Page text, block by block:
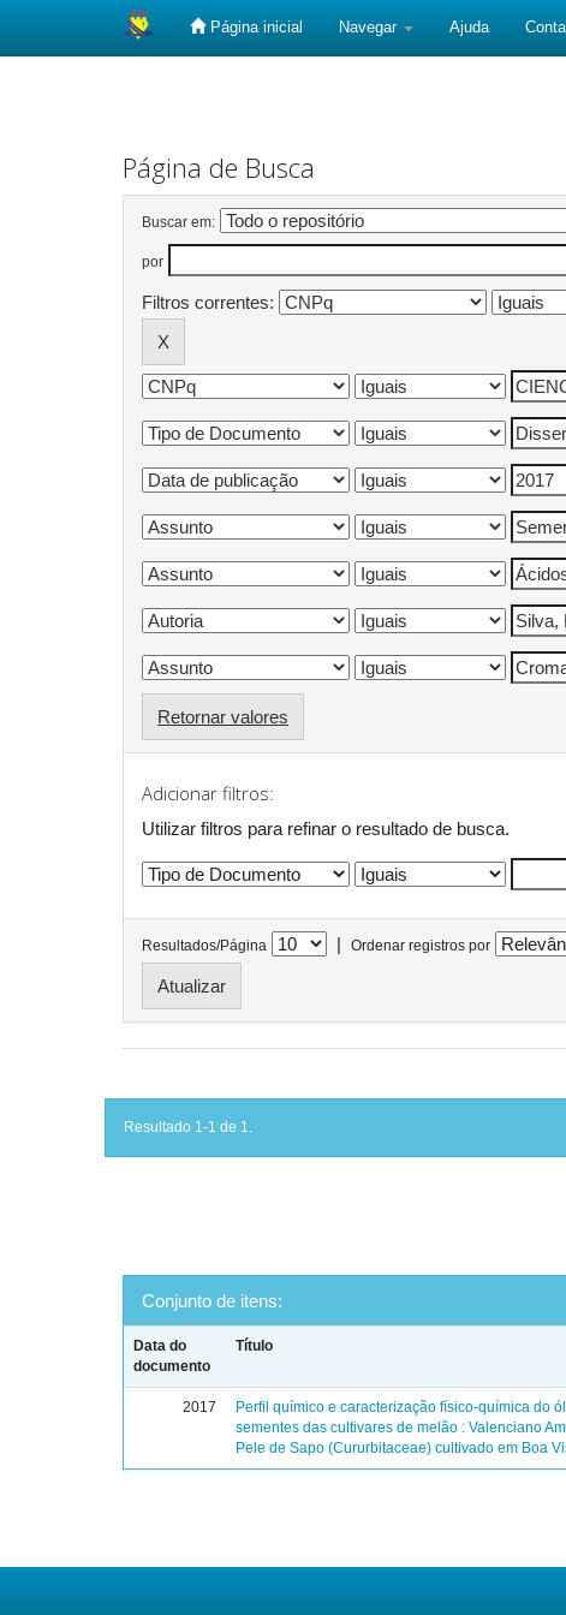
Página inicial Navegar Ajuda
Página de Busca
Buscar em:
por
Filtros correntes:
Retornar valores
Adicionar filtros:
Utilizar filtros para refinar o resultado de busca.
Resultados/Página | Ordenar registros por
Resultado 1-1 de 1.
Conjunto de itens:
Data do
documento
Título
2017
Perfil químico e caracterização físico-química do
sementes das cultivares de melão : Valenciano
Pele de Sapo (Cururbitaceae) cultivado em Boa